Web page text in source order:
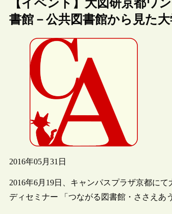
【イベント】大図研京都ワ
書館－公共図書館から見た大
2016年05月31日
2016年6月19日、キャンパスプラザ京都に
ディセミナー 「つながる図書館・ささえあ